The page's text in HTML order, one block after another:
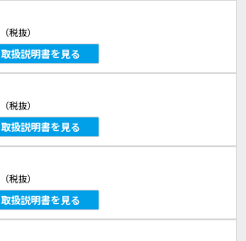
（税抜）
取扱説明書を見る
（税抜）
取扱説明書を見る
（税抜）
取扱説明書を見る